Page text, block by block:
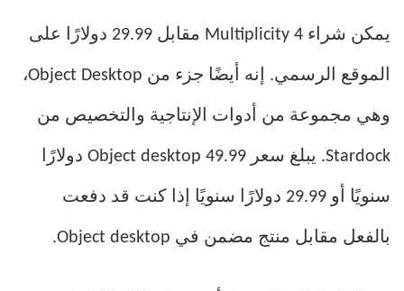
يمكن شراء Multiplicity 4 مقابل 29.99 دولارًا على
الموقع الرسمي. إنه أيضًا جزء من Object Desktop،
وهي مجموعة من أدوات الإنتاجية والتخصيص من
Stardock. يبلغ سعر Object desktop 49.99 دولارًا
سنويًا أو 29.99 دولارًا سنويًا إذا كنت قد دفعت
بالفعل مقابل منتج مضمن في Object desktop.